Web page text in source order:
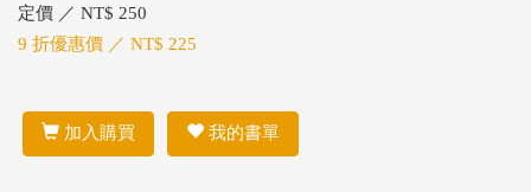
定價 ／ NT$ 250
9 折優惠價 ／ NT$ 225
加入購買 我的書單